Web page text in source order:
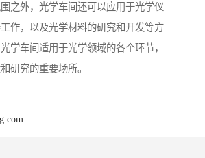
之外，光学车间还可以应用于光学仪
作，以及光学材料的研究和开发等方
学车间适用于光学领域的各个环节，
研究的重要场所。